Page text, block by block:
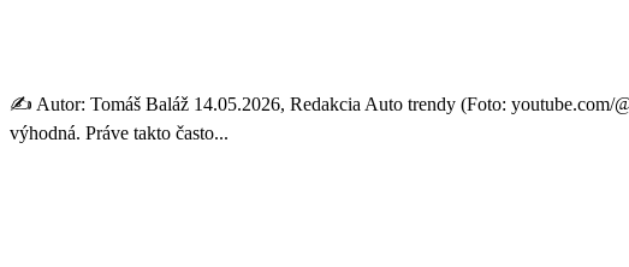
✍️ Autor: Tomáš Baláž 14.05.2026, Redakcia Auto trendy (Foto: youtube.com/
výhodná. Práve takto často...